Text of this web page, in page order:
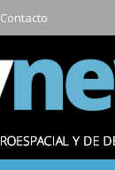
Contacto